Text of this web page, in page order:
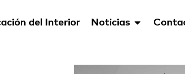
del Interior Noticias